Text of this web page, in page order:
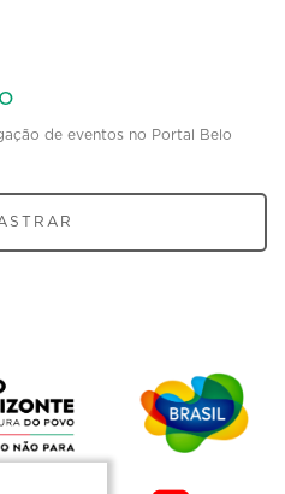
de eventos no Portal Belo